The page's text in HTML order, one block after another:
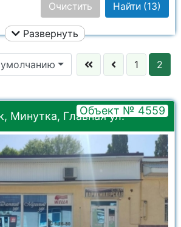
Ничего не выбрано
Ничего не выбрано
Ничего не выбрано
Найти (13)
Очистить
Развернуть
1 2
Минутка, Главная ул.
Объект № 4559